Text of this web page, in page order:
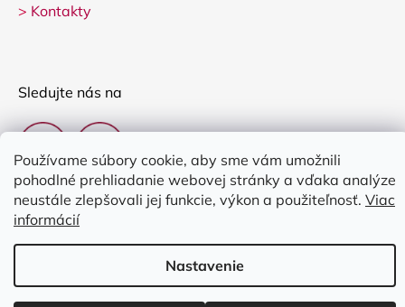
Používame súbory cookie, aby sme vám umožnili
pohodlné prehliadanie webovej stránky a vďaka analýze
neustále zlepšovali jej funkcie, výkon a použiteľnosť. Viac
informácií
Nastavenie
> Kontakty
Sledujte nás na